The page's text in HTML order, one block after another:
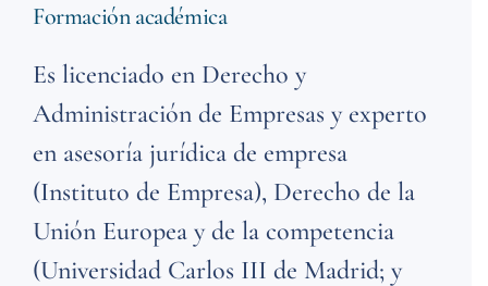
Formación académica
Es licenciado en Derecho y
Administración de Empresas y experto
en asesoría jurídica de empresa
(Instituto de Empresa), Derecho de la
Unión Europea y de la competencia
(Universidad Carlos III de Madrid; y